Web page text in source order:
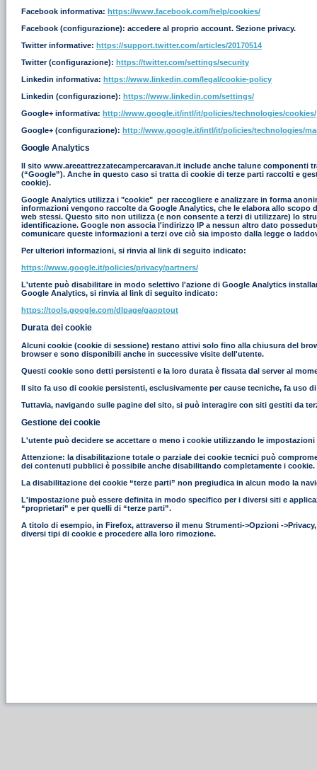
Facebook informativa: https://www.facebook.com/help/cookies/
Facebook (configurazione): accedere al proprio account. Sezione privacy.
Twitter informative: https://support.twitter.com/articles/20170514
Twitter (configurazione): https://twitter.com/settings/security
Linkedin informativa: https://www.linkedin.com/legal/cookie-policy
Linkedin (configurazione): https://www.linkedin.com/settings/
Google+ informativa: http://www.google.it/intl/it/policies/technologies/cookies/
Google+ (configurazione): http://www.google.it/intl/it/policies/technologies/
Google Analytics
Il sito www.areeattrezzatecampercaravan.it include anche talune
(“Google”). Anche in questo caso si tratta di cookie di terze parti raccolti e
cookie).
Google Analytics utilizza i "cookie" per raccogliere e analizzare in forma
informazioni vengono raccolte da Google Analytics, che le elabora allo
web stessi. Questo sito non utilizza (e non consente a terzi di utilizzare) lo
identificazione. Google non associa l'indirizzo IP a nessun altro dato
comunicare queste informazioni a terzi ove ciò sia imposto dalla legge o
Per ulteriori informazioni, si rinvia al link di seguito indicato:
https://www.google.it/policies/privacy/partners/
L'utente può disabilitare in modo selettivo l'azione di Google Analytics
Google Analytics, si rinvia al link di seguito indicato:
https://tools.google.com/dlpage/gaoptout
Durata dei cookie
Alcuni cookie (cookie di sessione) restano attivi solo fino alla chiusura del
browser e sono disponibili anche in successive visite dell'utente.
Questi cookie sono detti persistenti e la loro durata è fissata dal server al
Il sito fa uso di cookie persistenti, esclusivamente per cause tecniche, fa uso
Tuttavia, navigando sulle pagine del sito, si può interagire con siti gestiti da
Gestione dei cookie
L'utente può decidere se accettare o meno i cookie utilizzando le
Attenzione: la disabilitazione totale o parziale dei cookie tecnici può
dei contenuti pubblici è possibile anche disabilitando completamente i cookie.
La disabilitazione dei cookie “terze parti” non pregiudica in alcun modo la
L'impostazione può essere definita in modo specifico per i diversi siti e
“proprietari” e per quelli di “terze parti”.
A titolo di esempio, in Firefox, attraverso il menu Strumenti->Opzioni -
diversi tipi di cookie e procedere alla loro rimozione.